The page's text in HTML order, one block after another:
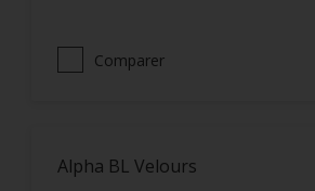
Comparer
Alpha BL Velours